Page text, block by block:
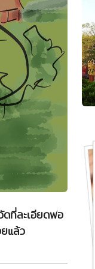
ดที่ละเอียดพอ
แล้ว